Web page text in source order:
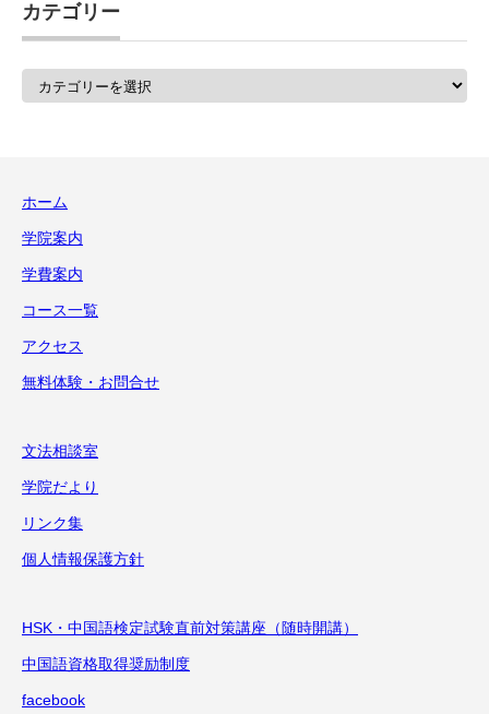
カテゴリー
ホーム
学院案内
学費案内
コース一覧
アクセス
無料体験・お問合せ
文法相談室
学院だより
リンク集
個人情報保護方針
HSK・中国語検定試験直前対策講座（随時開講）
中国語資格取得奨励制度
facebook